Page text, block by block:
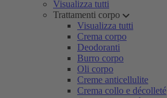
Visualizza tutti
Trattamenti corpo
Visualizza tutti
Crema corpo
Deodoranti
Burro corpo
Oli corpo
Creme anticellulite
Crema collo e décolleté